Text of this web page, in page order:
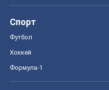
Спорт
Футбол
Хоккей
Формула-1